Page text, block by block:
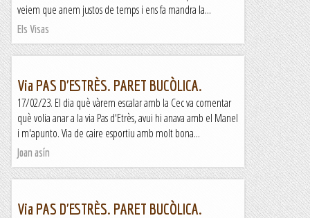
veiem que anem justos de temps i ens fa mandra la...
Els Visas
Via PAS D'ESTRÈS. PARET BUCÒLICA.
17/02/23. El dia què vàrem escalar amb la Cec va comentar
què volia anar a la via Pas d'Etrès, avui hi anava amb el Manel
i m'apunto. Via de caire esportiu amb molt bona...
Joan asín
Via PAS D'ESTRÈS. PARET BUCÒLICA.